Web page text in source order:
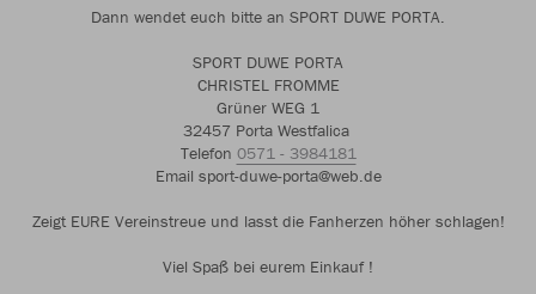
Dann wendet euch bitte an SPORT DUWE PORTA.
SPORT DUWE PORTA
CHRISTEL FROMME
Grüner WEG 1
32457 Porta Westfalica
Telefon 0571 - 3984181
Email sport-duwe-porta@web.de
Zeigt EURE Vereinstreue und lasst die Fanherzen höher schlagen!
Viel Spaß bei eurem Einkauf !